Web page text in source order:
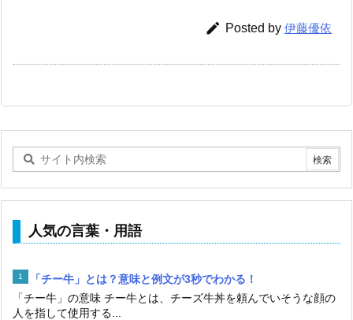
 Posted by 伊藤優依
人気の言葉・用語
「チー牛」とは？意味と例文が3秒でわかる！
「チー牛」の意味 チー牛とは、チーズ牛丼を頼んでいそうな顔の
人を指して使用する...